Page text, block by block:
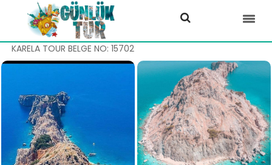
KARELA TOUR BELGE NO: 15702